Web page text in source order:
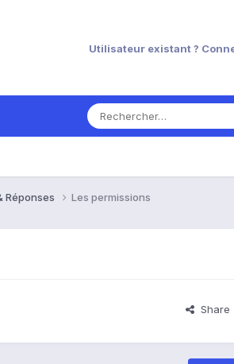
Utilisateur existant ?
Réponses Les permissions
Share